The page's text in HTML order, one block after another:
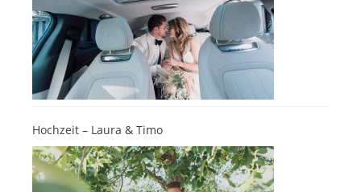
Hochzeit – Laura & Timo